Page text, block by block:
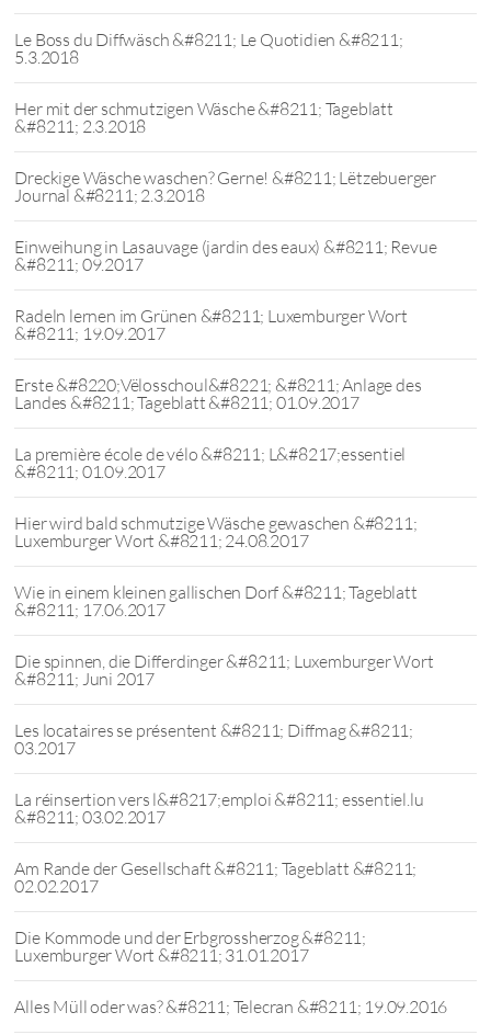
Le Boss du Diffwäsch &#8211; Le Quotidien &#8211;
5.3.2018
Her mit der schmutzigen Wäsche &#8211; Tageblatt
&#8211; 2.3.2018
Dreckige Wäsche waschen? Gerne! &#8211; Lëtzebuerger
Journal &#8211; 2.3.2018
Einweihung in Lasauvage (jardin des eaux) &#8211; Revue
&#8211; 09.2017
Radeln lernen im Grünen &#8211; Luxemburger Wort
&#8211; 19.09.2017
Erste &#8220;Vëlosschoul&#8221; &#8211; Anlage des
Landes &#8211; Tageblatt &#8211; 01.09.2017
La première école de vélo &#8211; L&#8217;essentiel
&#8211; 01.09.2017
Hier wird bald schmutzige Wäsche gewaschen &#8211;
Luxemburger Wort &#8211; 24.08.2017
Wie in einem kleinen gallischen Dorf &#8211; Tageblatt
&#8211; 17.06.2017
Die spinnen, die Differdinger &#8211; Luxemburger Wort
&#8211; Juni 2017
Les locataires se présentent &#8211; Diffmag &#8211;
03.2017
La réinsertion vers l&#8217;emploi &#8211; essentiel.lu
&#8211; 03.02.2017
Am Rande der Gesellschaft &#8211; Tageblatt &#8211;
02.02.2017
Die Kommode und der Erbgrossherzog &#8211;
Luxemburger Wort &#8211; 31.01.2017
Alles Müll oder was? &#8211; Telecran &#8211; 19.09.2016